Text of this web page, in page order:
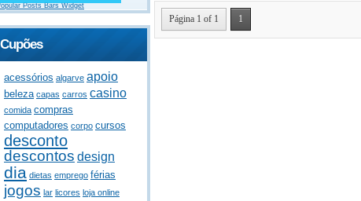
Posts Bars Widget
Cupões
acessórios algarve apoio
beleza capas carros casino
comida compras
computadores corpo cursos
desconto
descontos design
dia dietas emprego férias
jogos lar licores loja online
Página 1 of 1 1